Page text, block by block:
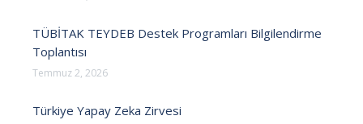
TÜBİTAK TEYDEB Destek Programları Bilgilendirme
Toplantısı
Temmuz 2, 2026
Türkiye Yapay Zeka Zirvesi